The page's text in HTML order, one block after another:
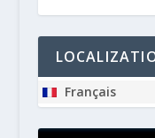
Français